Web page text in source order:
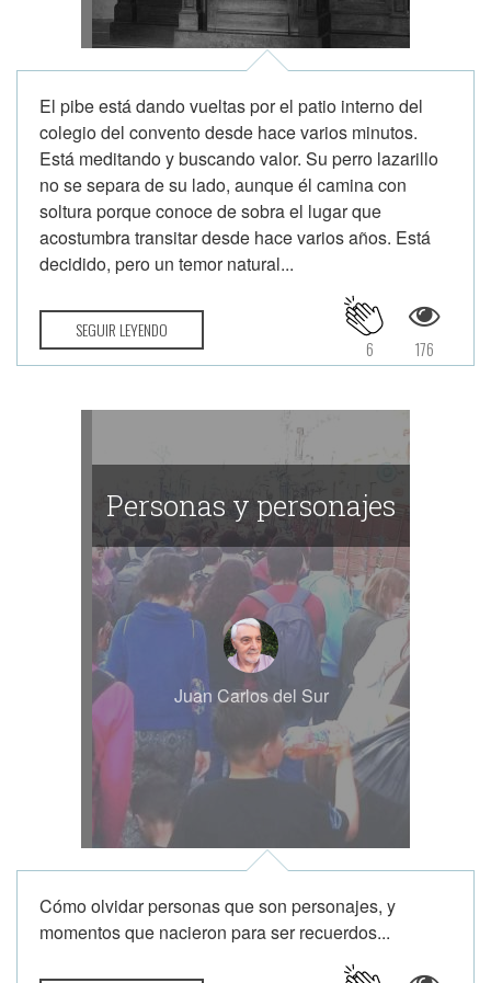
El pibe está dando vueltas por el patio interno del
colegio del convento desde hace varios minutos.
Está meditando y buscando valor. Su perro lazarillo
no se separa de su lado, aunque él camina con
soltura porque conoce de sobra el lugar que
acostumbra transitar desde hace varios años. Está
decidido, pero un temor natural...
SEGUIR LEYENDO
176
6
Personas y personajes
Juan Carlos del Sur
Cómo olvidar personas que son personajes, y
momentos que nacieron para ser recuerdos...